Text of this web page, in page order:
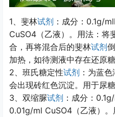
1 、斐林试剂 ： 成分： 0.1g/
CuSO4 （乙液）。用法：将
合，再将混合后的斐林试剂
加热，如待测液中存在还原
2 、班氏糖定性试剂
：为蓝
会出现砖红色沉淀。用于尿糖
3 、双缩脲试剂 ：成分：
0.01g/ml CuSO4 （乙液）